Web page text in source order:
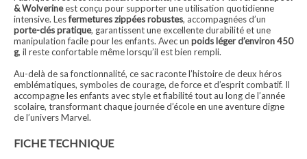
& Wolverineest conçu pour supporter une utilisation quotidienne
intensive. Lesfermetures zippées robustes, accompagnées d’un
porte-clés pratique, garantissent une excellente durabilité et une
manipulation facile pour les enfants. Avec un poids léger d’environ 450
g, il reste confortable même lorsqu’il est bien rempli.
Au-delà de sa fonctionnalité, ce sac raconte l’histoire de deux héros
emblématiques, symboles de courage, de force et d’esprit combatif. Il
accompagne les enfants avec style et fiabilité tout au long de l’année
scolaire, transformant chaque journée d’école en une aventure digne
de l’univers Marvel.
FICHE TECHNIQUE